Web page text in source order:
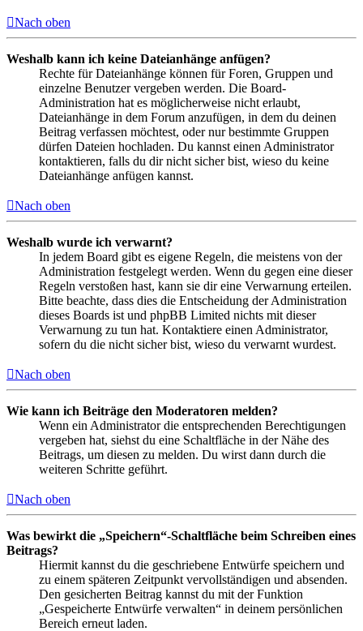
Nach oben
Weshalb kann ich keine Dateianhänge anfügen?
Rechte für Dateianhänge können für Foren, Gruppen und
einzelne Benutzer vergeben werden. Die Board-
Administration hat es möglicherweise nicht erlaubt,
Dateianhänge in dem Forum anzufügen, in dem du deinen
Beitrag verfassen möchtest, oder nur bestimmte Gruppen
dürfen Dateien hochladen. Du kannst einen Administrator
kontaktieren, falls du dir nicht sicher bist, wieso du keine
Dateianhänge anfügen kannst.
Nach oben
Weshalb wurde ich verwarnt?
In jedem Board gibt es eigene Regeln, die meistens von der
Administration festgelegt werden. Wenn du gegen eine dieser
Regeln verstoßen hast, kann sie dir eine Verwarnung erteilen.
Bitte beachte, dass dies die Entscheidung der Administration
dieses Boards ist und phpBB Limited nichts mit dieser
Verwarnung zu tun hat. Kontaktiere einen Administrator,
sofern du die nicht sicher bist, wieso du verwarnt wurdest.
Nach oben
Wie kann ich Beiträge den Moderatoren melden?
Wenn ein Administrator die entsprechenden Berechtigungen
vergeben hat, siehst du eine Schaltfläche in der Nähe des
Beitrags, um diesen zu melden. Du wirst dann durch die
weiteren Schritte geführt.
Nach oben
Was bewirkt die „Speichern“-Schaltfläche beim Schreiben eines
Beitrags?
Hiermit kannst du die geschriebene Entwürfe speichern und
zu einem späteren Zeitpunkt vervollständigen und absenden.
Den gesicherten Beitrag kannst du mit der Funktion
„Gespeicherte Entwürfe verwalten“ in deinem persönlichen
Bereich erneut laden.